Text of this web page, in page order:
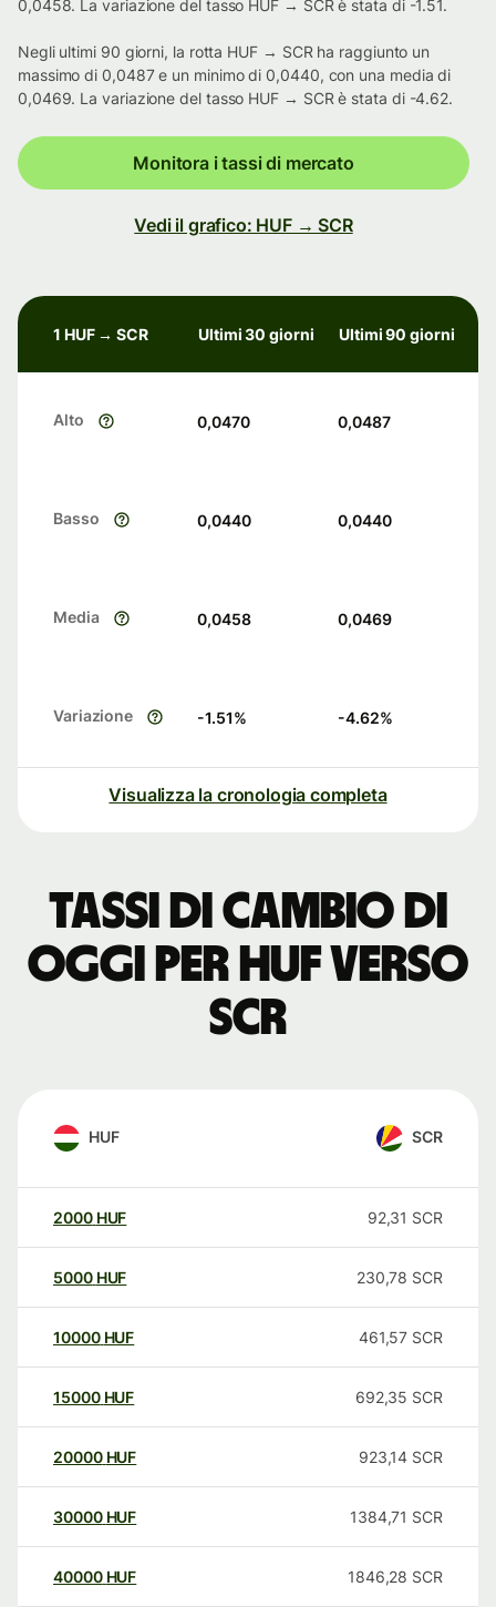
0,0458. La variazione del tasso HUF → SCR è stata di -1.51.
Negli ultimi 90 giorni, la rotta HUF → SCR ha raggiunto un
massimo di 0,0487 e un minimo di 0,0440, con una media di
0,0469. La variazione del tasso HUF → SCR è stata di -4.62.
Monitora i tassi di mercato
Vedi il grafico: HUF → SCR
1 HUF → SCR Ultimi 30 giorni Ultimi 90 giorni
Alto 0,0470 0,0487
Basso 0,0440 0,0440
Media 0,0458 0,0469
Variazione -1.51% -4.62%
Visualizza la cronologia completa
Tassi di cambio di
oggi per HUF verso
SCR
HUF SCR
2000 HUF 92,31 SCR
5000 HUF 230,78 SCR
10000 HUF 461,57 SCR
15000 HUF 692,35 SCR
20000 HUF 923,14 SCR
30000 HUF 1384,71 SCR
40000 HUF 1846,28 SCR